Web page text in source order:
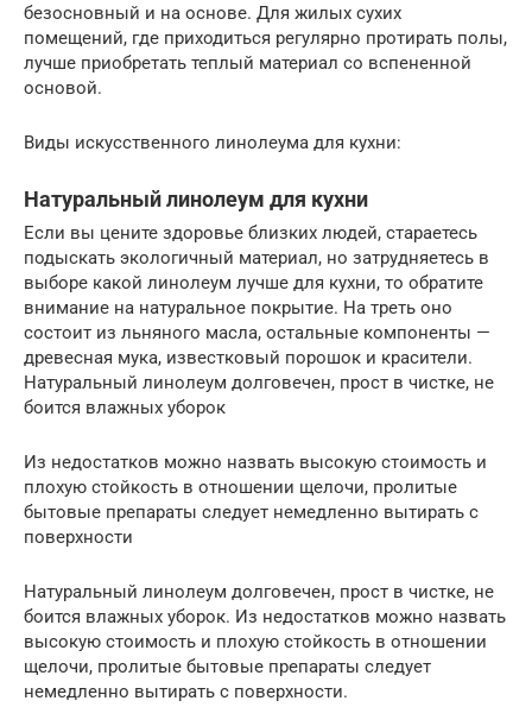
безосновный и на основе. Для жилых сухих
помещений, где приходиться регулярно протирать полы,
лучше приобретать теплый материал со вспененной
основой.
Виды искусственного линолеума для кухни:
Натуральный линолеум для кухни
Если вы цените здоровье близких людей, стараетесь
подыскать экологичный материал, но затрудняетесь в
выборе какой линолеум лучше для кухни, то обратите
внимание на натуральное покрытие. На треть оно
состоит из льняного масла, остальные компоненты —
древесная мука, известковый порошок и красители.
Натуральный линолеум долговечен, прост в чистке, не
боится влажных уборок
Из недостатков можно назвать высокую стоимость и
плохую стойкость в отношении щелочи, пролитые
бытовые препараты следует немедленно вытирать с
поверхности
Натуральный линолеум долговечен, прост в чистке, не
боится влажных уборок. Из недостатков можно назвать
высокую стоимость и плохую стойкость в отношении
щелочи, пролитые бытовые препараты следует
немедленно вытирать с поверхности.